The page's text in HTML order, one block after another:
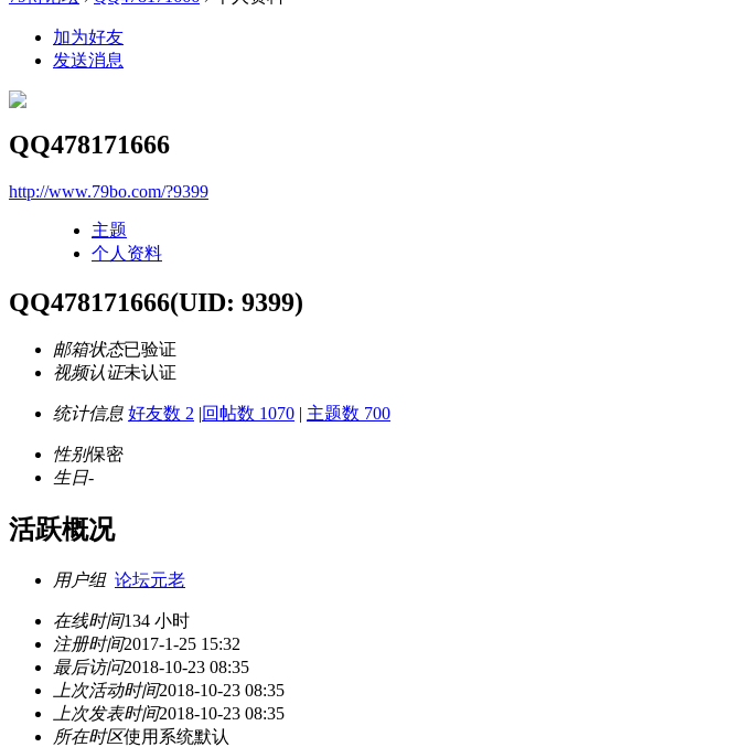
加为好友
发送消息
QQ478171666
http://www.79bo.com/?9399
主题
个人资料
QQ478171666(UID: 9399)
邮箱状态已验证
视频认证未认证
统计信息 好友数 2 |回帖数 1070 | 主题数 700
性别保密
生日-
活跃概况
用户组 论坛元老
在线时间134 小时
注册时间2017-1-25 15:32
最后访问2018-10-23 08:35
上次活动时间2018-10-23 08:35
上次发表时间2018-10-23 08:35
所在时区使用系统默认